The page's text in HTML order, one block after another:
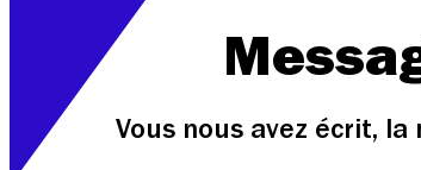
Vous nous avez écrit,